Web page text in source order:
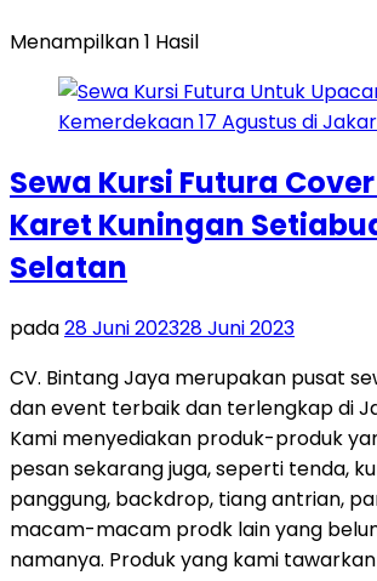
Menampilkan 1 Hasil
Sewa Kursi Futura
Karet Kuningan
Selatan
pada28 Juni 202328 Juni 2023
CV. Bintang Jaya merupakan pusat
dan event terbaik dan terlengkap di
Kami menyediakan produk-produk
pesan sekarang juga, seperti tenda,
panggung, backdrop, tiang antrian,
macam-macam prodk lain yang
namanya. Produk yang kami